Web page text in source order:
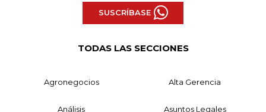
SUSCRÍBASE
TODAS LAS SECCIONES
Agronegocios Alta Gerencia
Análisis Asuntos Legales